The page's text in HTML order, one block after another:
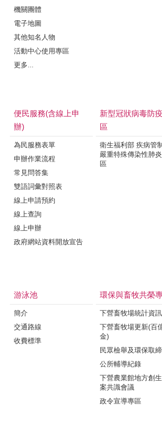
機關團體
電子地圖
其他知名人物
活動中心使用專區
更多...
便民服務(含線上申
辦)
為民服務表單
申辦作業流程
常見問答集
雙語詞彙對照表
線上申請預約
線上查詢
線上申辦
政府網站資料開放宣告
新型冠狀病毒防
區
衛生福利部 疾病管
嚴重特殊傳染性肺
區
游泳池
簡介
交通路線
收費標準
環保與畜牧共榮
下營畜牧場統計資訊
下營畜牧場更新(百
金)
民眾檢舉及環保取締
公所輔導紀錄
下營農業館地方創
案共識會議
政令宣導專區